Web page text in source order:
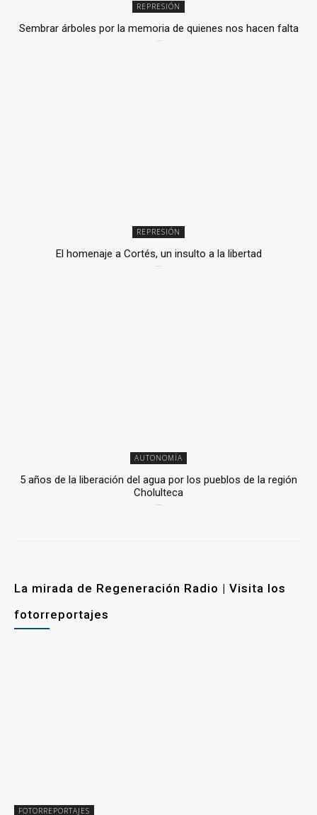
REPRESIÓN
Sembrar árboles por la memoria de quienes nos hacen falta
REPRESIÓN
El homenaje a Cortés, un insulto a la libertad
AUTONOMÍA
5 años de la liberación del agua por los pueblos de la región
Cholulteca
La mirada de Regeneración Radio | Visita los
fotorreportajes
FOTORREPORTAJES